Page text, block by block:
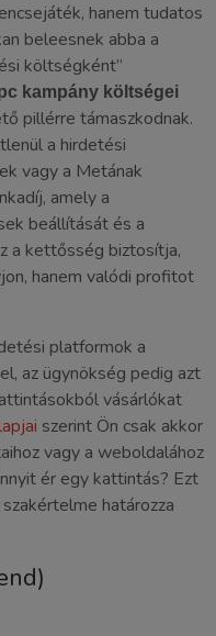
hanem tudatos
beleesnek abba a
költségként”
kampány költségei
pillérre támaszkodnak.
a hirdetési
vagy a Metának
amely a
beállítását és a
a kettősség biztosítja,
hanem valódi profitot
platformok a
az ügynökség pedig azt
vásárlókat
szerint Ön csak akkor
vagy a weboldalához
ér egy kattintás? Ezt
határozza